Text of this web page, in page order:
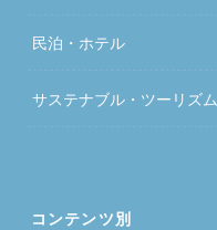
民泊・ホテル
サステナブル・ツーリズム
コンテンツ別